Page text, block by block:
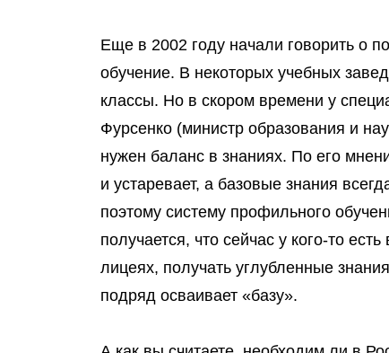
Еще в 2002 году начали говорить о
обучение. В некоторых учебных
классы. Но в скором времени у
Фурсенко (министр образования и
нужен баланс в знаниях. По его
и устаревает, а базовые знания
поэтому систему профильного
получается, что сейчас у кого-то
лицеях, получать углубленные
подряд осваивает «базу».